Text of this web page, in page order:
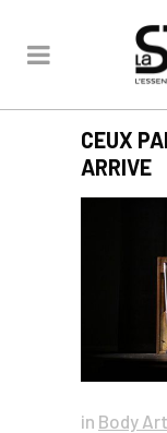
CEUX
ARRIVE
in Body Art